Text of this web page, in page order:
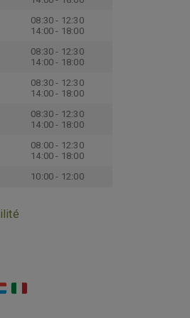
08:30 - 12:30
14:00 - 18:00
08:30 - 12:30
14:00 - 18:00
08:30 - 12:30
14:00 - 18:00
08:30 - 12:30
14:00 - 18:00
08:00 - 12:30
14:00 - 18:00
10:00 - 12:00